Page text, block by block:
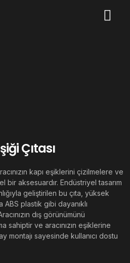
Çıtası
kapı eşiklerini çizilmelere ve
bir aksesuardır. Endüstriyel tasarım
geliştirilen bu çıta, yüksek
plastik gibi dayanıklı
dış görünümünü
sahiptir ve aracınızın eşiklerine
montajı sayesinde kullanıcı dostu